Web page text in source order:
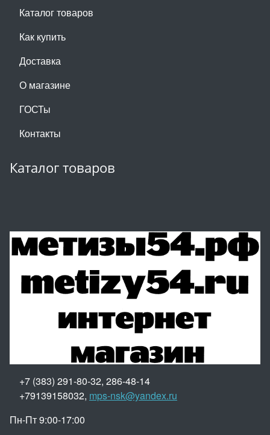
Каталог товаров
Как купить
Доставка
О магазине
ГОСТы
Контакты
Каталог товаров
+7 (383) 291-80-32, 286-48-14
+79139158032, mps-nsk@yandex.ru
Пн-Пт 9:00-17:00